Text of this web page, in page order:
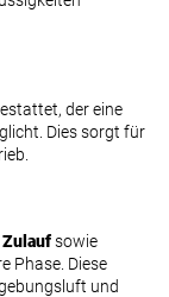
der eine
Dies sorgt für
Zulaufsowie
Phase. Diese
und